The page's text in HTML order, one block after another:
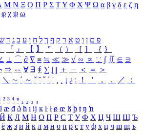
Μ Ν Ξ Ο Π Ρ Σ ΤΥ Φ Χ Ψ Ω α β γ δ ε ζ η
φ χ ψ ω
פ ם ן ו ט א ר ק ף ך ל ח י ע כ ג ד
『 』 【 】 ＂ （ ） ［ ］ ｛ ｝
⊥ ⌒ ∂ ∇ ≡ ≒ ≪ ≫ √ ∽ ∝ ∵ ∫ ∬ ∈ ∋
⇒ ⇔ ∀ ∃ ∮ ∑ ∏ ＋ － ＜ ＝
＞
＼ ∼ ´ ～ ˇ ˘ ˝ ˚ ˙ ¸ ¡ ¿ ː ！ ＇ ， ． ／
：
² ³ ⁴ ⁿ ₁ ₂ ₃ ₄
æ đ ð ħ ı ĳ ĸ ŀ ł ø œ ß þ ŧ ŋ ŉ
Й К Л М Н О П Р С Т У Ф Х Ц Ч Ш Щ Ъ
ё ж з и й к л м н о п р с т у ф х ц ч ш щ ъ